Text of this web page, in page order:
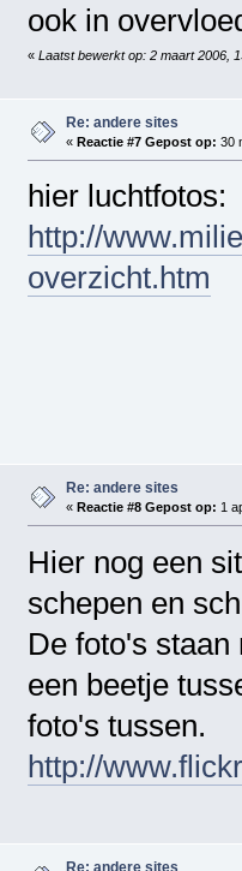
ook in
« Laatst bewerkt op: 2 maart 2006,
Re: andere sites
« Reactie #7 Gepost op: 30
hier luchtfotos:
http://
overzicht.htm
Re: andere sites
« Reactie #8 Gepost op: 1
Hier nog een
schepen en
De foto's
een beetje
foto's tussen.
http://
Re: andere sites